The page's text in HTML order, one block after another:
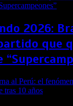
2026:
que